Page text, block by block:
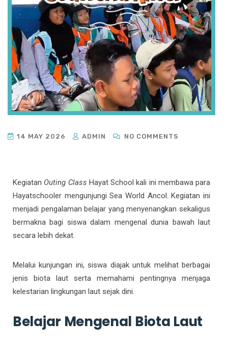
14 MAY 2026 ADMIN NO COMMENTS
Kegiatan Outing Class Hayat School kali ini membawa para
Hayatschooler mengunjungi Sea World Ancol. Kegiatan ini
menjadi pengalaman belajar yang menyenangkan sekaligus
bermakna bagi siswa dalam mengenal dunia bawah laut
secara lebih dekat.
Melalui kunjungan ini, siswa diajak untuk melihat berbagai
jenis biota laut serta memahami pentingnya menjaga
kelestarian lingkungan laut sejak dini.
Belajar Mengenal Biota Laut